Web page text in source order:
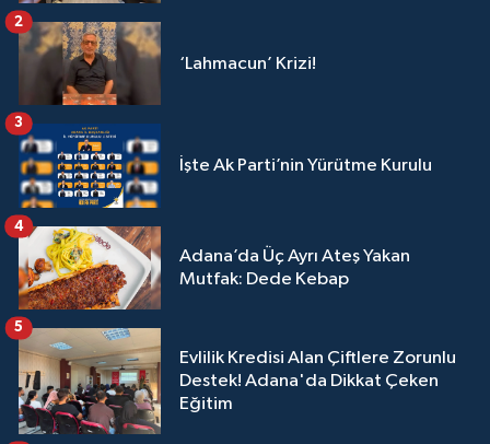
‘Lahmacun’ Krizi!
2
İşte Ak Parti’nin Yürütme Kurulu
3
Adana’da Üç Ayrı Ateş Yakan
Mutfak: Dede Kebap
4
Evlilik Kredisi Alan Çiftlere Zorunlu
Destek! Adana'da Dikkat Çeken
Eğitim
5